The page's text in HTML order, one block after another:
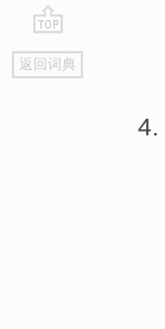
go
top
返回词典